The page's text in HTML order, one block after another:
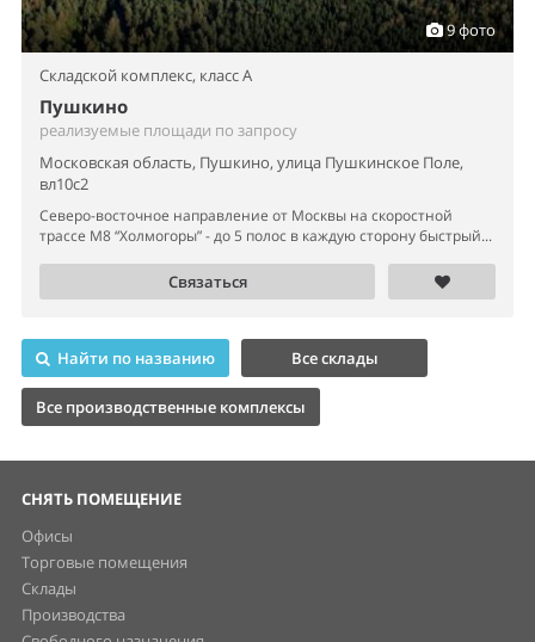
9 фото
Складской комплекс, класс A
Пушкино
реализуемые площади по запросу
Московская область, Пушкино, улица Пушкинское Поле,
вл10с2
Северо-восточное направление от Москвы на скоростной
трассе М8 “Холмогоры” - до 5 полос в каждую сторону быстрый...
Связаться
Найти по названию Все склады
Все производственные комплексы
СНЯТЬ ПОМЕЩЕНИЕ
Офисы
Торговые помещения
Склады
Производства